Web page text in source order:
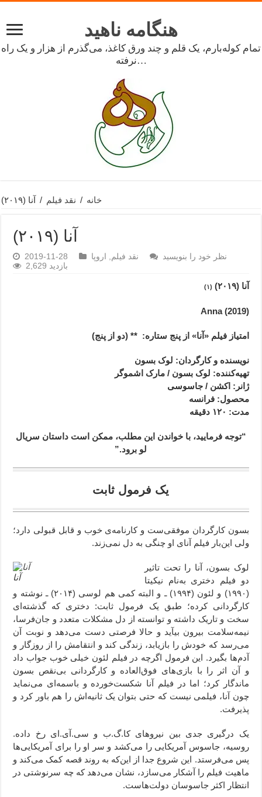
هنگامه ناهید
تمام کوله‌بارم، یک قلم و چند ورق کاغذ، می‌گذرم از هزار و یک راه
نرفته…
خانه / نقد فیلم / آنا (۲۰۱۹)
آنا (۲۰۱۹)
2019-11-28 نقد فیلم اروپا
نظر خود را بنویسید
2,629 بازدید
آنا (۲۰۱۹) (۱)
Anna (2019)
امتیاز فیلم «آنا» از پنج ستاره: ** (دو از پنج)
نویسنده و کارگردان: لوک بسون
تهیه‌کننده: لوک بسون / مارک اشموگر
ژانر : اکشن / جاسوسی
محصول: فرانسه
مدت: ۱۲۰ دقیقه
“توجه فرمایید،‌ با خواندن این مطلب، ممکن است داستان سریال
لو برود.”
یک فرمول ثابت
بسون کارگردان موفقی‌ست و کارنامه‌ی خوب و قابل قبولی دارد؛
ولی این‌بار فیلم آنای او چنگی به دل نمی‌زند.
آنا
لوک بسون، آنا را تحت تاثیر
دو فیلم دختری به‌نام نیکیتا
(۱۹۹۰) و لئون (۱۹۹۴) ـ و البته کمی هم لوسی (۲۰۱۴) ـ نوشته و
کارگردانی کرده؛ طبق یک فرمول ثابت: دختری که گذشته‌ای
سخت و تاریک داشته و توانسته از دل مشکلات متعدد و جان‌فرسا،
نیمه‌سلامت بیرون بیآید و حالا فرصتی دست می‌دهد و نوبت آن
می‌رسد که خودش را بازیابد، زندگی کند و انتقامش را از روزگار و
آدم‌ها بگیرد. این فرمول اگرچه در فیلم لئون خیلی خوب جواب داد
و آن اثر را با بازی‌های فوق‌العاده و کارگردانی بی‌نقص بسون
ماندگار کرد؛ اما در فیلم آنا شکست‌خورده و باسمه‌ای می‌نماید
چون آنا، فیلمی نیست که حتی بتوان یک ثانیه‌اش را هم باور کرد و
پذیرفت.
یک درگیری جدی بین نیروهای کا.گ.ب و سی.آی.ای رخ داده.
روسیه، جاسوس آمریکایی را می‌کشد و سر او را برای آمریکایی‌ها
پس می‌فرستد. این شروع جدا از این‌که به روند قصه کمک می‌کند و
ماهیت فیلم را آشکار می‌سازد، نشان می‌دهد که چه سرنوشتی در
انتظار اکثر جاسوسان دولت‌هاست.